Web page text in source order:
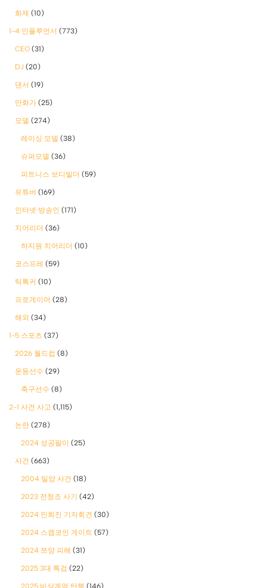
화제 (10)
1-4 인플루언서 (773)
CEO (31)
DJ (20)
댄서 (19)
만화가 (25)
모델 (274)
레이싱 모델 (38)
슈퍼모델 (36)
피트니스 보디빌더 (59)
유튜버 (169)
인터넷 방송인 (171)
치어리더 (36)
하지원 치어리더 (10)
코스프레 (59)
틱톡커 (10)
프로게이머 (28)
해외 (34)
1-5 스포츠 (37)
2026 월드컵 (8)
운동선수 (29)
축구선수 (8)
2-1 사건 사고 (1,115)
논란 (278)
2024 성공팔이 (25)
사건 (663)
2004 밀양 사건 (18)
2023 전청조 사기 (42)
2024 민희진 기자회견 (30)
2024 스캠코인 게이트 (57)
2024 쯔양 피해 (31)
2025 3대 특검 (22)
2025 비상계엄 탄핵 (146)